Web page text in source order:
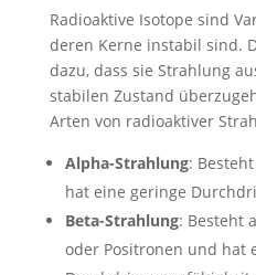
Radioaktive Isotope sind
deren Kerne instabil sind.
dazu, dass sie Strahlung
stabilen Zustand
Arten von radioaktiver
Alpha-Strahlung:
hat eine geringe
Beta-Strahlung: Besteht
oder Positronen und hat